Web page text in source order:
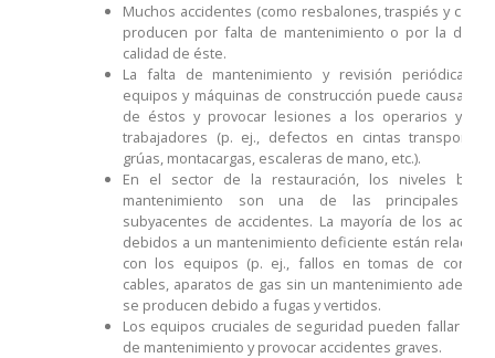
Muchos accidentes (como resbalones, traspiés y
producen por falta de mantenimiento o por la
calidad de éste.
La falta de mantenimiento y revisión periódica
equipos y máquinas de construcción puede causar el
de éstos y provocar lesiones a los operarios y a
trabajadores (p. ej., defectos en cintas
grúas, montacargas, escaleras de mano, etc.).
En el sector de la restauración, los niveles
mantenimiento son una de las principales
subyacentes de accidentes. La mayoría de los
debidos a un mantenimiento deficiente están
con los equipos (p. ej., fallos en tomas de
cables, aparatos de gas sin un mantenimiento
se producen debido a fugas y vertidos.
Los equipos cruciales de seguridad pueden fallar por
de mantenimiento y provocar accidentes graves.